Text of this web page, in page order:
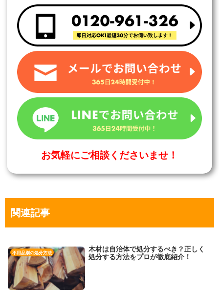
お気軽にご相談くださいませ！
関連記事
不用品別の処分方法
木材は自治体で処分するべき？正しく
処分する方法をプロが徹底紹介！